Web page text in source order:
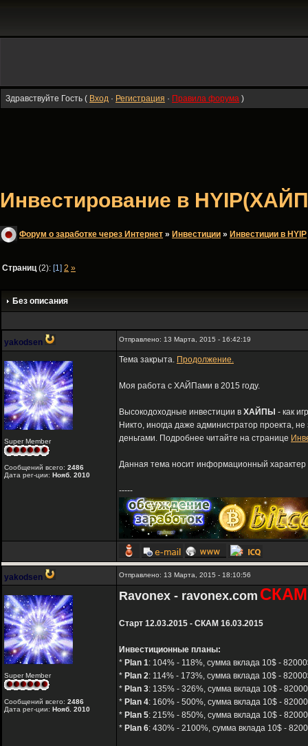
Здравствуйте Гость ( Вход · Регистрация · Правила форума )
Инвестирование в
Форум о заработке через Интернет » Инвестиции » Инвестиции в HYIP
Страниц(2): [1] 2 »
Без описания
yakodsen Отправлено: 13 Марта, 2015 - 16:42:19
Super Member
Сообщений всего: 2486
Дата рег-ции: Нояб. 2010
Тема закрыта. Продолжение.
Моя работа с ХАЙПами в 2015 году.
Высокодоходные инвестиции в ХАЙПЫ - как
Никто, иногда даже администратор проекта,
деньгами. Подробнее читайте на странице
Данная тема носит информационный характер
-----
yakodsen Отправлено: 13 Марта, 2015 - 18:10:56
Super Member
Сообщений всего: 2486
Дата рег-ции: Нояб. 2010
Ravonex - ravonex.com СКАМ
Старт 12.03.2015 - СКАМ 16.03.2015
Инвестиционные планы:
* Plan 1: 104% - 118%, сумма вклада 10$ -
* Plan 2: 114% - 173%, сумма вклада 10$ -
* Plan 3: 135% - 326%, сумма вклада 10$ -
* Plan 4: 160% - 500%, сумма вклада 10$ -
* Plan 5: 215% - 850%, сумма вклада 10$ -
* Plan 6: 430% - 2100%, сумма вклада 10$ -